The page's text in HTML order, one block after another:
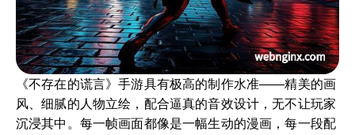
《不存在的谎言》手游具有极高的制作水准——精美的画
风、细腻的人物立绘，配合逼真的音效设计，无不让玩家
沉浸其中。每一帧画面都像是一幅生动的漫画，每一段配